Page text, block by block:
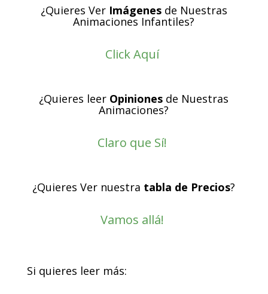
¿Quieres Ver Imágenesde Nuestras
Animaciones Infantiles?
Click Aquí
¿Quieres leer Opiniones de Nuestras
Animaciones?
Claro que Sí!
¿Quieres Ver nuestra tabla de Precios?
Vamos allá!
Si quieres leer más: